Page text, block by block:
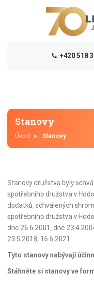
+420 518
Stanovy
Úvod Stanovy
Stanovy družstva byly
spotřebního družstva v
dodatků, schválených
spotřebního družstva v
dne 26.6.2001, dne
23.5.2018, 16.6.2021
Tyto stanovy nabývají
Stáhněte si stanovy ve